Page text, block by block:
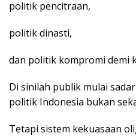
politik pencitraan,
politik dinasti,
dan politik kompromi demi
Di sinilah publik mulai
politik Indonesia bukan
Tetapi sistem kekuasaan